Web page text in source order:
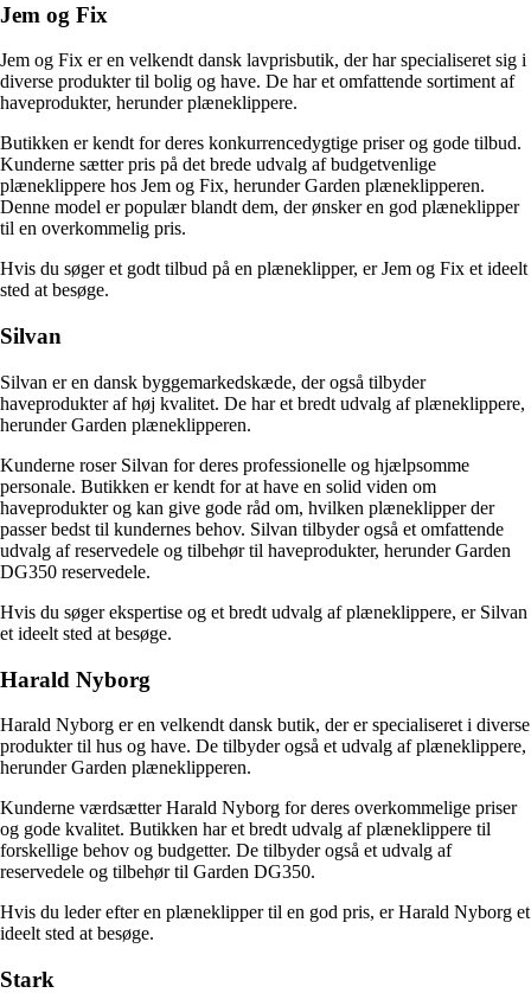
Jem og Fix
Jem og Fix er en velkendt dansk lavprisbutik, der har specialiseret sig i
diverse produkter til bolig og have. De har et omfattende sortiment af
haveprodukter, herunder plæneklippere.
Butikken er kendt for deres konkurrencedygtige priser og gode tilbud.
Kunderne sætter pris på det brede udvalg af budgetvenlige
plæneklippere hos Jem og Fix, herunder Garden plæneklipperen.
Denne model er populær blandt dem, der ønsker en god plæneklipper
til en overkommelig pris.
Hvis du søger et godt tilbud på en plæneklipper, er Jem og Fix et ideelt
sted at besøge.
Silvan
Silvan er en dansk byggemarkedskæde, der også tilbyder
haveprodukter af høj kvalitet. De har et bredt udvalg af plæneklippere,
herunder Garden plæneklipperen.
Kunderne roser Silvan for deres professionelle og hjælpsomme
personale. Butikken er kendt for at have en solid viden om
haveprodukter og kan give gode råd om, hvilken plæneklipper der
passer bedst til kundernes behov. Silvan tilbyder også et omfattende
udvalg af reservedele og tilbehør til haveprodukter, herunder Garden
DG350 reservedele.
Hvis du søger ekspertise og et bredt udvalg af plæneklippere, er Silvan
et ideelt sted at besøge.
Harald Nyborg
Harald Nyborg er en velkendt dansk butik, der er specialiseret i diverse
produkter til hus og have. De tilbyder også et udvalg af plæneklippere,
herunder Garden plæneklipperen.
Kunderne værdsætter Harald Nyborg for deres overkommelige priser
og gode kvalitet. Butikken har et bredt udvalg af plæneklippere til
forskellige behov og budgetter. De tilbyder også et udvalg af
reservedele og tilbehør til Garden DG350.
Hvis du leder efter en plæneklipper til en god pris, er Harald Nyborg et
ideelt sted at besøge.
Stark